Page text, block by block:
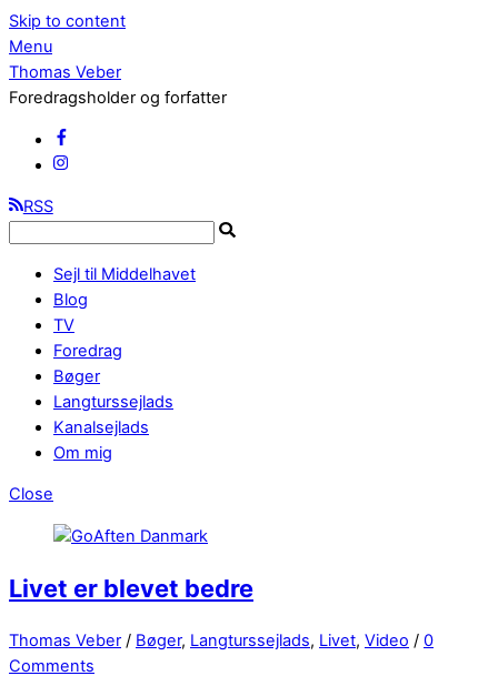
Skip to content
Menu
Thomas Veber
Foredragsholder og forfatter
RSS
Sejl til Middelhavet
Blog
TV
Foredrag
Bøger
Langturssejlads
Kanalsejlads
Om mig
Close
Livet er blevet bedre
Thomas Veber / Bøger, Langturssejlads, Livet, Video / 0
Comments